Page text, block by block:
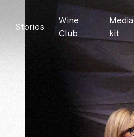
Stories
Wine
Club
Media
kit